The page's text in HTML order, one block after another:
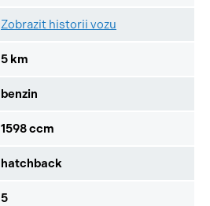
Zobrazit historii vozu
5 km
benzin
1598 ccm
hatchback
5